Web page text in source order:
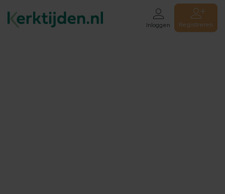
Inloggen Registreren